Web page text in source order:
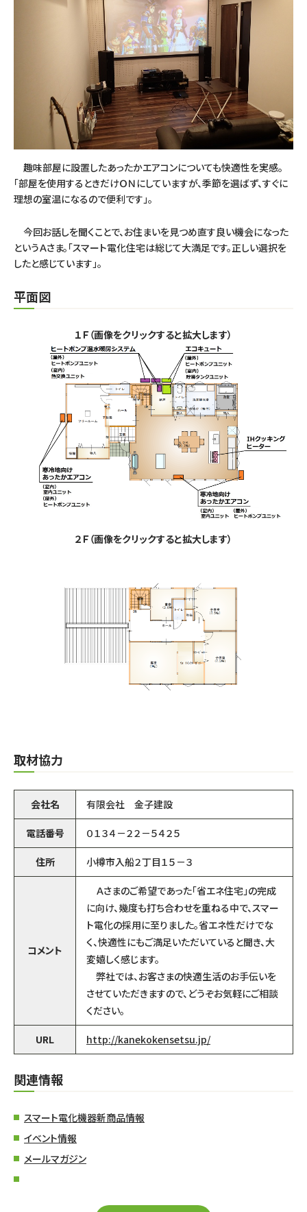
趣味部屋に設置したあったかエアコンについても快適性を実感。
「部屋を使用するときだけＯＮにしていますが、季節を選ばず、すぐに
理想の室温になるので便利です」。
今回お話しを聞くことで、お住まいを見つめ直す良い機会になった
というＡさま。「スマート電化住宅は総じて大満足です。正しい選択を
したと感じています」。
平面図
１Ｆ（画像をクリックすると拡大します）
２Ｆ（画像をクリックすると拡大します）
取材協力
会社名 有限会社 金子建設
電話番号 ０１３４－２２－５４２５
住所 小樽市入船２丁目１５－３
コメント
Ａさまのご希望であった「省エネ住宅」の完成
に向け、幾度も打ち合わせを重ねる中で、スマー
ト電化の採用に至りました。省エネ性だけでな
く、快適性にもご満足いただいていると聞き、大
変嬉しく感じます。
弊社では、お客さまの快適生活のお手伝いを
させていただきますので、どうぞお気軽にご相談
ください。
URL http://kanekokensetsu.jp/
関連情報
スマート電化機器新商品情報
イベント情報
メールマガジン